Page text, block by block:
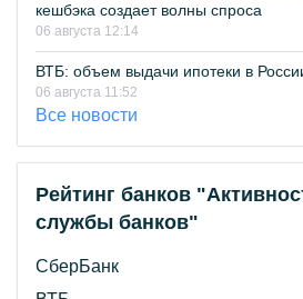
кешбэка создает волны спроса
06 августа 12:14
ВТБ: объем выдачи ипотеки в
06 августа 11:52
Все новости
Рейтинг банков
службы банков"
СберБанк